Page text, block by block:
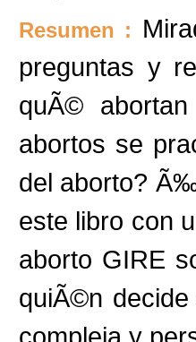
Resumen :
preguntas y
quÃ©
abortos se
del aborto?
este libro con
aborto GIRE
quiÃ©n